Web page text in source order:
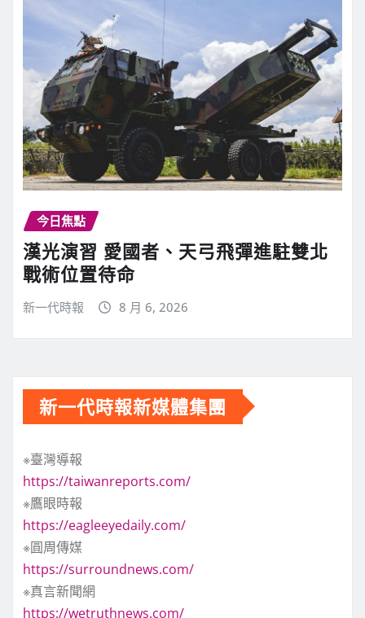
今日焦點
漢光演習 愛國者、天弓飛彈進駐雙北
戰術位置待命
新一代時報 8 月 6, 2026
新一代時報新媒體集團
※臺灣導報
https://taiwanreports.com/
※鷹眼時報
https://eagleeyedaily.com/
※圓周傳媒
https://surroundnews.com/
※真言新聞網
https://wetruthnews.com/